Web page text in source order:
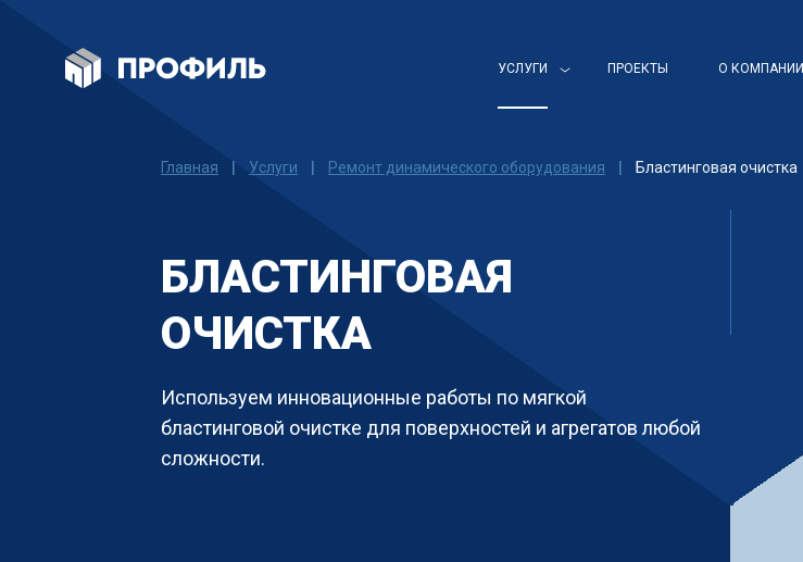
УСЛУГИ ПРОЕКТЫ О КОМПАНИИ
Главная Услуги Ремонт динамического оборудования Бластинговая очистка
БЛАСТИНГОВАЯ
ОЧИСТКА
Используем инновационные работы по мягкой
бластинговой очистке для поверхностей и агрегатов любой
сложности.